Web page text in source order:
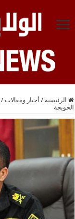
الرئيسية / أخبار ومقالات /
الحويجة